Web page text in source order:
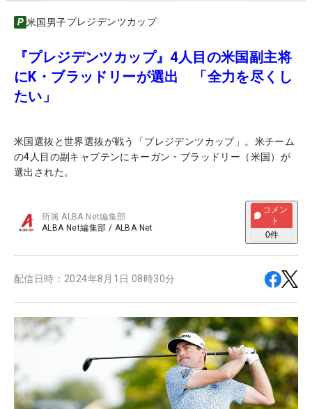
米国男子プレジデンツカップ
『プレジデンツカップ』4人目の米国副主将
にK・ブラッドリーが選出 「全力を尽くし
たい」
米国選抜と世界選抜が戦う「プレジデンツカップ」。米チーム
の4人目の副キャプテンにキーガン・ブラッドリー（米国）が
選出された。
所属ALBA Net編集部
ALBA Net編集部 / ALBA Net
コメン
ト
0件
配信日時： 2024年8月1日 08時30分